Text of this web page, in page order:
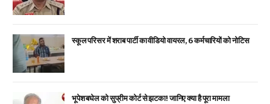
स्कूल परिसर में शराब पार्टी का वीडियो वायरल, 6 कर्मचारियों को नोटिस
भूपेश बघेल को सुप्रीम कोर्ट से झटका! जानिए क्या है पूरा मामला